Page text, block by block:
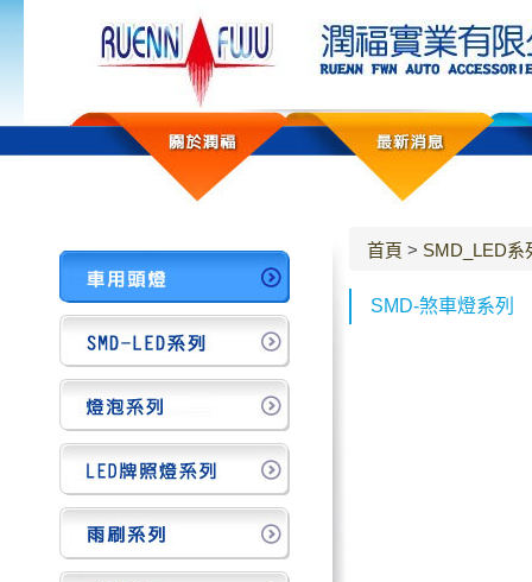
首頁 > SMD_LED系
SMD-煞車燈系列